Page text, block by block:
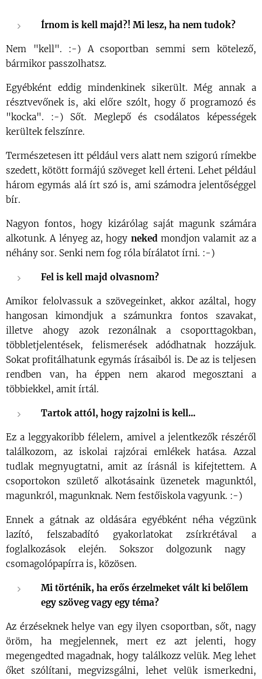
Írnom is kell majd?! Mi lesz, ha nem tudok?
Nem "kell". :-) A csoportban semmi sem kötelező,
bármikor passzolhatsz.
Egyébként eddig mindenkinek sikerült. Még annak a
résztvevőnek is, aki előre szólt, hogy ő programozó és
"kocka". :-) Sőt. Meglepő és csodálatos képességek
kerültek felszínre.
Természetesen itt például vers alatt nem szigorú rímekbe
szedett, kötött formájú szöveget kell érteni. Lehet például
három egymás alá írt szó is, ami számodra jelentőséggel
bír.
Nagyon fontos, hogy kizárólag saját magunk számára
alkotunk. A lényeg az, hogy neked mondjon valamit az a
néhány sor. Senki nem fog róla bírálatot írni. :-)
Fel is kell majd olvasnom?
Amikor felolvassuk a szövegeinket, akkor azáltal, hogy
hangosan kimondjuk a számunkra fontos szavakat,
illetve ahogy azok rezonálnak a csoporttagokban,
többletjelentések, felismerések adódhatnak hozzájuk.
Sokat profitálhatunk egymás írásaiból is. De az is teljesen
rendben van, ha éppen nem akarod megosztani a
többiekkel, amit írtál.
Tartok attól, hogy rajzolni is kell...
Ez a leggyakoribb félelem, amivel a jelentkezők részéről
találkozom, az iskolai rajzórai emlékek hatása. Azzal
tudlak megnyugtatni, amit az írásnál is kifejtettem. A
csoportokon születő alkotásaink üzenetek magunktól,
magunkról, magunknak. Nem festőiskola vagyunk. :-)
Ennek a gátnak az oldására egyébként néha végzünk
lazító, felszabadító gyakorlatokat zsírkrétával a
foglalkozások elején. Sokszor dolgozunk nagy
csomagolópapírra is, közösen.
Mi történik, ha erős érzelmeket vált ki belőlem
egy szöveg vagy egy téma?
Az érzéseknek helye van egy ilyen csoportban, sőt, nagy
öröm, ha megjelennek, mert ez azt jelenti, hogy
megengedted magadnak, hogy találkozz velük. Meg lehet
őket szólítani, megvizsgálni, lehet velük ismerkedni,